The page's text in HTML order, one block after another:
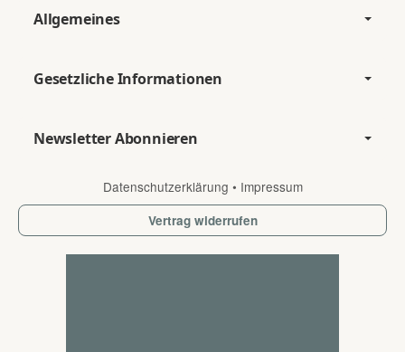
Allgemeines
Gesetzliche Informationen
Newsletter Abonnieren
Datenschutzerklärung • Impressum
Vertrag widerrufen